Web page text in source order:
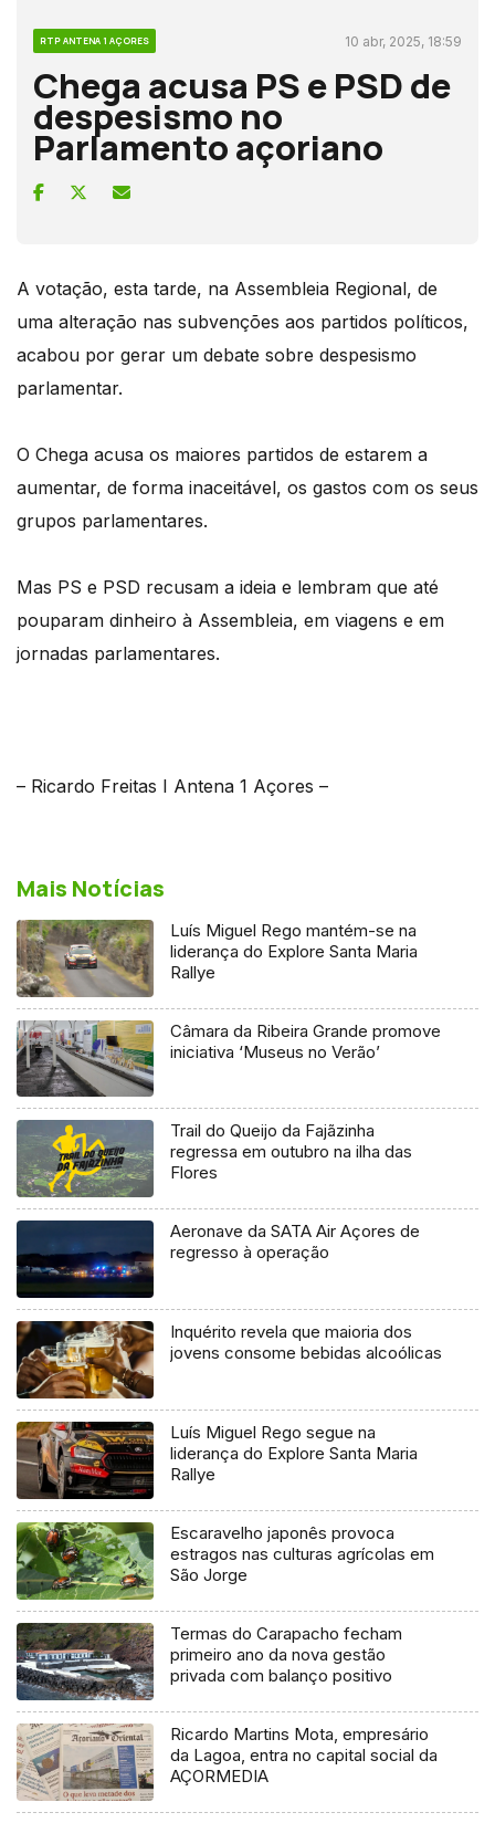
RTP ANTENA 1 AÇORES 10 abr, 2025, 18:59
Chega acusa PS e PSD de
despesismo no
Parlamento açoriano
A votação, esta tarde, na Assembleia Regional, de
uma alteração nas subvenções aos partidos políticos,
acabou por gerar um debate sobre despesismo
parlamentar.
O Chega acusa os maiores partidos de estarem a
aumentar, de forma inaceitável, os gastos com os seus
grupos parlamentares.
Mas PS e PSD recusam a ideia e lembram que até
pouparam dinheiro à Assembleia, em viagens e em
jornadas parlamentares.
– Ricardo Freitas I Antena 1 Açores –
Mais Notícias
Luís Miguel Rego mantém-se na
liderança do Explore Santa Maria
Rallye
Câmara da Ribeira Grande promove
iniciativa ‘Museus no Verão’
Trail do Queijo da Fajãzinha
regressa em outubro na ilha das
Flores
Aeronave da SATA Air Açores de
regresso à operação
Inquérito revela que maioria dos
jovens consome bebidas alcoólicas
Luís Miguel Rego segue na
liderança do Explore Santa Maria
Rallye
Escaravelho japonês provoca
estragos nas culturas agrícolas em
São Jorge
Termas do Carapacho fecham
primeiro ano da nova gestão
privada com balanço positivo
Ricardo Martins Mota, empresário
da Lagoa, entra no capital social da
AÇORMEDIA